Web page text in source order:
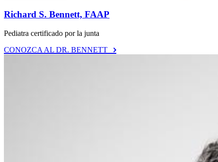
Richard S. Bennett, FAAP
Pediatra certificado por la junta
CONOZCA AL DR. BENNETT